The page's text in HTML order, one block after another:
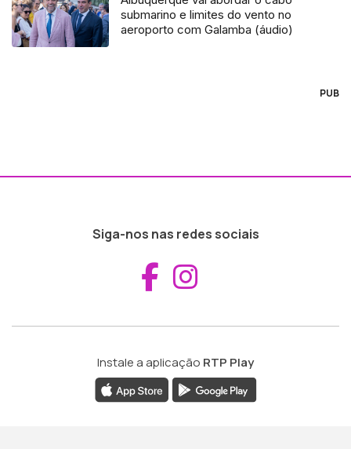
submarino e limites do vento no
aeroporto com Galamba (áudio)
PUB
Siga-nos nas redes sociais
Aceder ao
Instale a aplicação RTP Play